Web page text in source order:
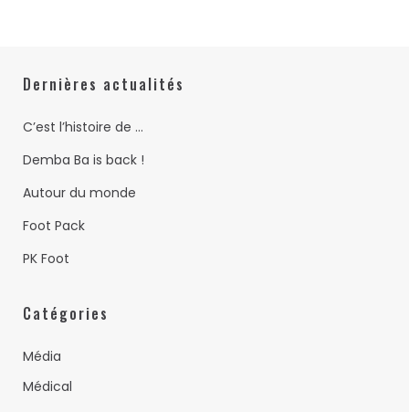
Dernières actualités
C’est l’histoire de …
Demba Ba is back !
Autour du monde
Foot Pack
PK Foot
Catégories
Média
Médical